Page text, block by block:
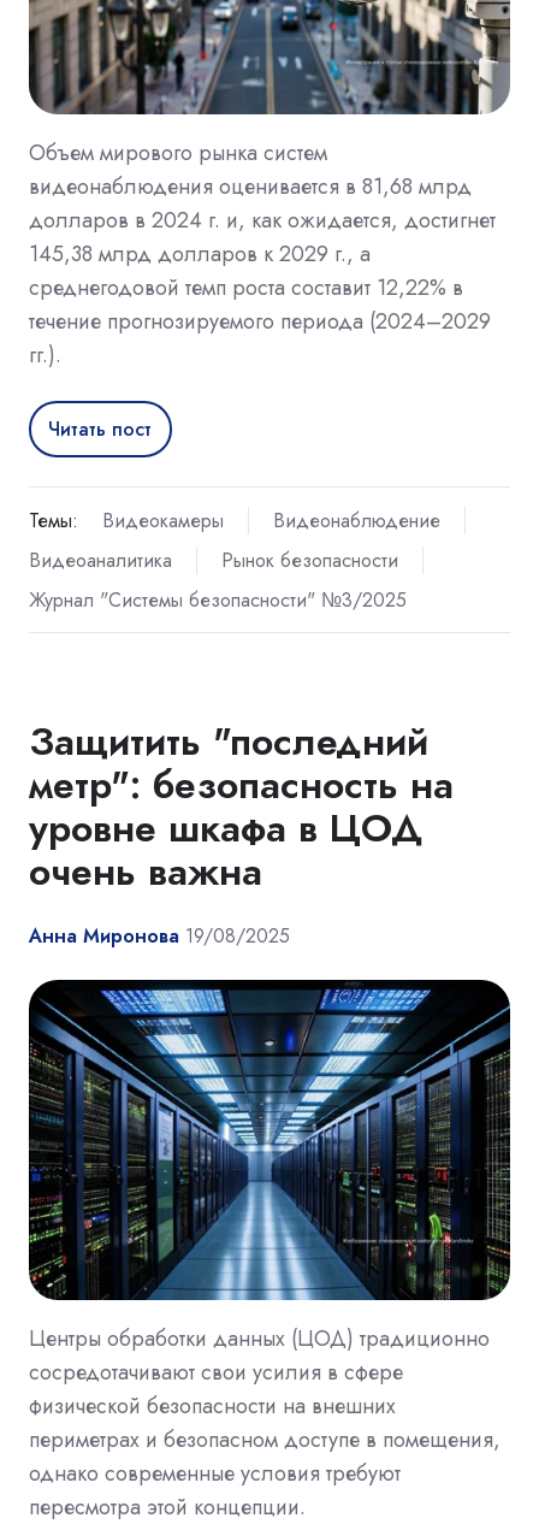
Объем мирового рынка систем
видеонаблюдения оценивается в 81,68 млрд
долларов в 2024 г. и, как ожидается, достигнет
145,38 млрд долларов к 2029 г., а
среднегодовой темп роста составит 12,22% в
течение прогнозируемого периода (2024–2029
гг.).
Читать пост
Темы: Видеокамеры
Видеонаблюдение
Видеоаналитика
Рынок безопасности
Журнал "Системы безопасности" №3/2025
Защитить "последний
метр": безопасность на
уровне шкафа в ЦОД
очень важна
Анна Миронова 19/08/2025
Центры обработки данных (ЦОД) традиционно
сосредотачивают свои усилия в сфере
физической безопасности на внешних
периметрах и безопасном доступе в помещения,
однако современные условия требуют
пересмотра этой концепции.